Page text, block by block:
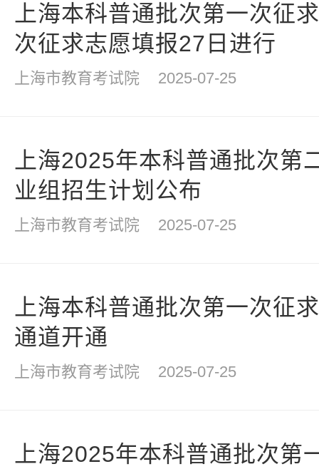
上海本科普通批次第一次征
次征求志愿填报27日进行
上海市教育考试院 2025-07-25
上海2025年本科普通批次第
业组招生计划公布
上海市教育考试院 2025-07-25
上海本科普通批次第一次征
通道开通
上海市教育考试院 2025-07-25
上海2025年本科普通批次第